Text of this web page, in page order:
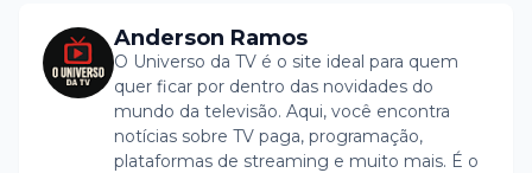
Anderson Ramos
O Universo da TV é o site ideal para quem
quer ficar por dentro das novidades do
mundo da televisão. Aqui, você encontra
notícias sobre TV paga, programação,
plataformas de streaming e muito mais. É o